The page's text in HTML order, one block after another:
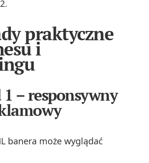
praktyczne
i
1 – responsywny
banera może wyglądać